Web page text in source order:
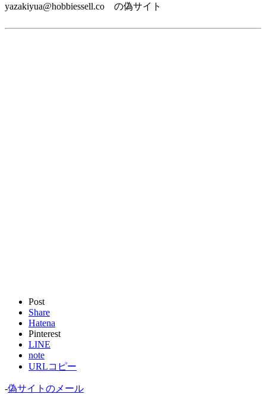
yazakiyua@hobbiessell.co の偽サイト
Post
Share
Hatena
Pinterest
LINE
note
URLコピー
-偽サイトのメール